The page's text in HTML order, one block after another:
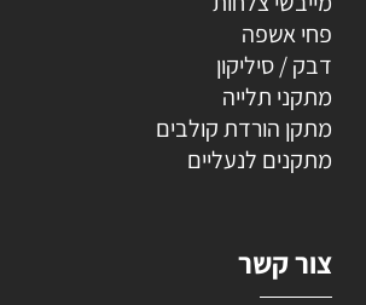
פחי אשפה
דבק / סיליקון
מתקני תלייה
מתקן הורדת קולבים
מתקנים לנעליים
צור קשר